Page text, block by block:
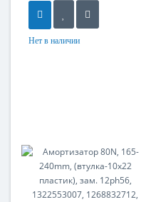
Нет в наличии